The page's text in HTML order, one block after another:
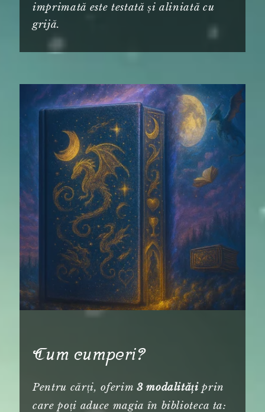
imprimată este testată și aliniată cu
grijă.
Cum cumperi?
Pentru cărți, oferim 3 modalitățiprin
care poți aduce magia în biblioteca ta: